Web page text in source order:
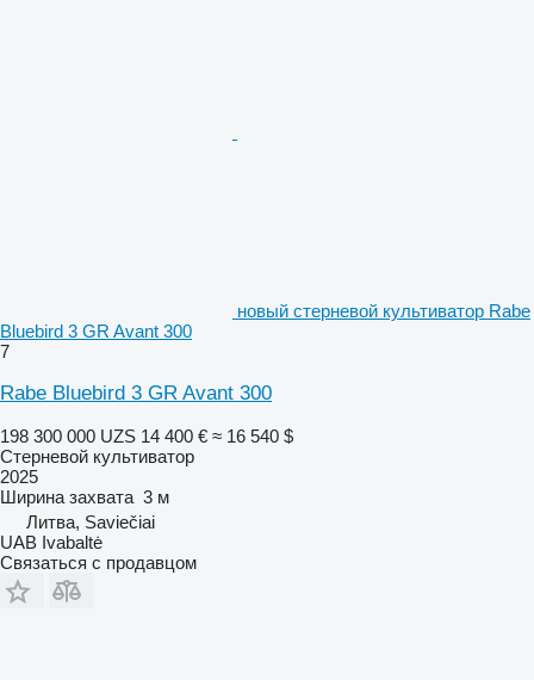
новый стерневой культиватор Rabe
Bluebird 3 GR Avant 300
7
Rabe Bluebird 3 GR Avant 300
198 300 000 UZS 14 400 € ≈ 16 540 $
Стерневой культиватор
2025
Ширина захвата 3 м
Литва, Saviečiai
UAB Ivabaltė
Связаться с продавцом